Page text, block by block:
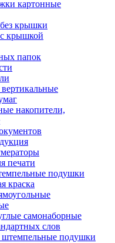
картонные
крышки
крышкой
папок
накопители,
печати
подушки
краска
самонаборные
слов
штемпельные подушки